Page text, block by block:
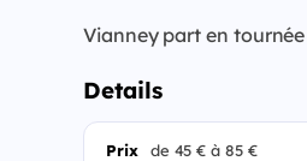
Vianney part en
Details
Prix de 45 € à 85 €